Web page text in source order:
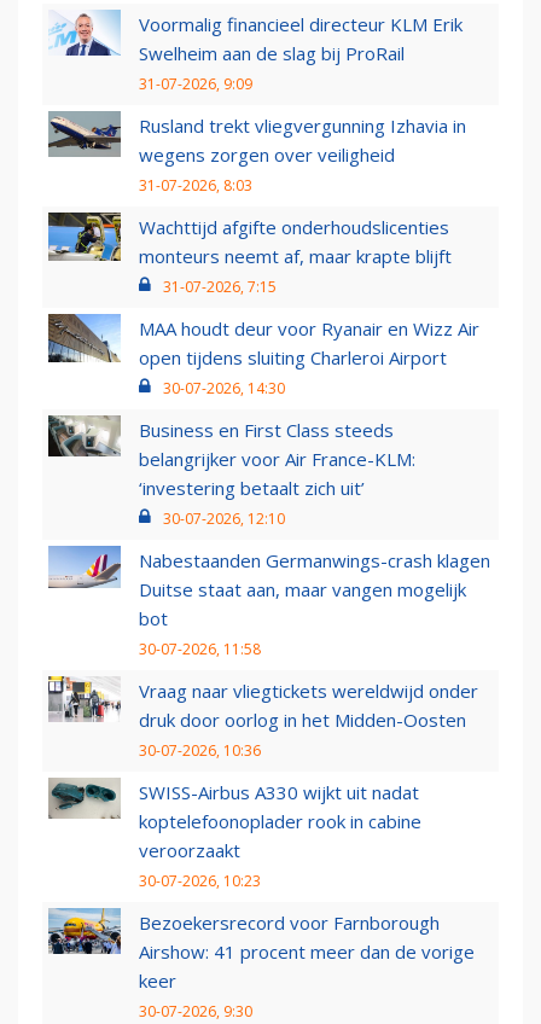
Voormalig financieel directeur KLM Erik
Swelheim aan de slag bij ProRail
31-07-2026, 9:09
Rusland trekt vliegvergunning Izhavia in
wegens zorgen over veiligheid
31-07-2026, 8:03
Wachttijd afgifte onderhoudslicenties
monteurs neemt af, maar krapte blijft
31-07-2026, 7:15
MAA houdt deur voor Ryanair en Wizz Air
open tijdens sluiting Charleroi Airport
30-07-2026, 14:30
Business en First Class steeds
belangrijker voor Air France-KLM:
‘investering betaalt zich uit’
30-07-2026, 12:10
Nabestaanden Germanwings-crash klagen
Duitse staat aan, maar vangen mogelijk
bot
30-07-2026, 11:58
Vraag naar vliegtickets wereldwijd onder
druk door oorlog in het Midden-Oosten
30-07-2026, 10:36
SWISS-Airbus A330 wijkt uit nadat
koptelefoonoplader rook in cabine
veroorzaakt
30-07-2026, 10:23
Bezoekersrecord voor Farnborough
Airshow: 41 procent meer dan de vorige
keer
30-07-2026, 9:30